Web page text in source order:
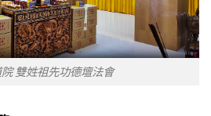
雙姓祖先功德壇法會